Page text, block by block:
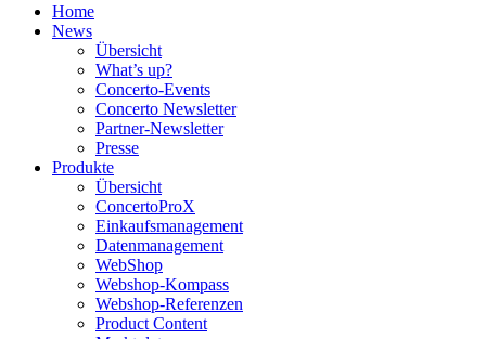
Home
News
Übersicht
What’s up?
Concerto-Events
Concerto Newsletter
Partner-Newsletter
Presse
Produkte
Übersicht
ConcertoProX
Einkaufsmanagement
Datenmanagement
WebShop
Webshop-Kompass
Webshop-Referenzen
Product Content